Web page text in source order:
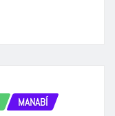
MANABÍ